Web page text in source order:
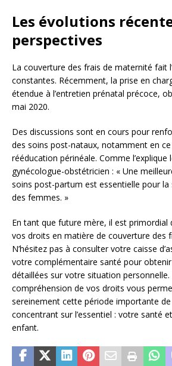
Les évolutions
perspectives
La couverture des frais de maternité fait
constantes. Récemment, la prise en
étendue à l’entretien prénatal précoce,
mai 2020.
Des discussions sont en cours pour
des soins post-nataux, notamment en
rééducation périnéale. Comme
gynécologue-obstétricien : « Une
soins post-partum est essentielle pour
des femmes. »
En tant que future mère, il est
vos droits en matière de couverture des
N’hésitez pas à consulter votre caisse
votre complémentaire santé pour
détaillées sur votre situation personnelle.
compréhension de vos droits vous
sereinement cette période importante
concentrant sur l’essentiel : votre santé
enfant.